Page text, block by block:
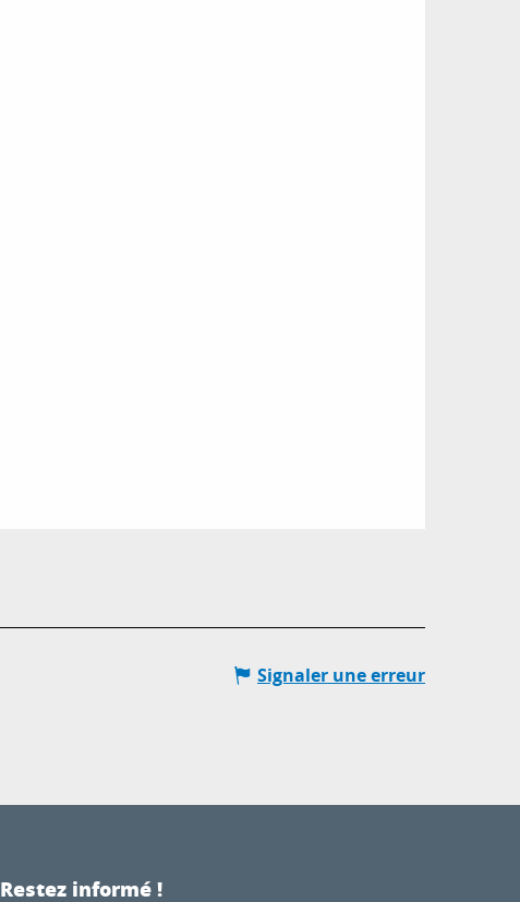
Signaler une erreur
Restez informé !